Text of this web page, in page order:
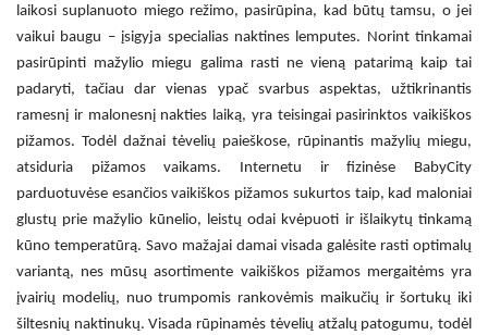
laikosi suplanuoto miego režimo, pasirūpina, kad būtų tamsu, o jei
vaikui baugu – įsigyja specialias naktines lemputes. Norint tinkamai
pasirūpinti mažylio miegu galima rasti ne vieną patarimą kaip tai
padaryti, tačiau dar vienas ypač svarbus aspektas, užtikrinantis
ramesnį ir malonesnį nakties laiką, yra teisingai pasirinktos vaikiškos
pižamos. Todėl dažnai tėvelių paieškose, rūpinantis mažylių miegu,
atsiduria pižamos vaikams. Internetu ir fizinėse BabyCity
parduotuvėse esančiosvaikiškos pižamos sukurtos taip, kad maloniai
glustų prie mažylio kūnelio, leistų odai kvėpuoti ir išlaikytų tinkamą
kūno temperatūrą. Savo mažajai damai visada galėsite rasti optimalų
variantą, nes mūsų asortimente vaikiškos pižamos mergaitėmsyra
įvairių modelių, nuo trumpomis rankovėmis maikučių ir šortukų iki
šiltesnių naktinukų. Visada rūpinamės tėvelių atžalų patogumu, todėl